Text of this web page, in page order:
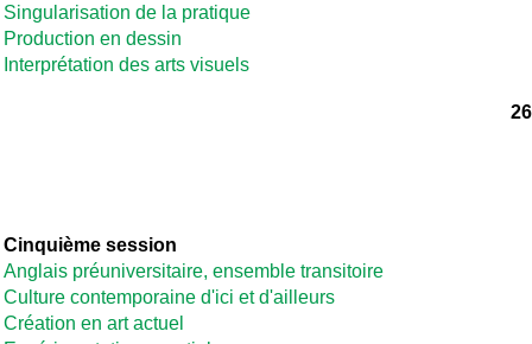
Singularisation de la pratique
Production en dessin
Interprétation des arts visuels
Cinquième session
Anglais préuniversitaire, ensemble transitoire
Culture contemporaine d'ici et d'ailleurs
Création en art actuel